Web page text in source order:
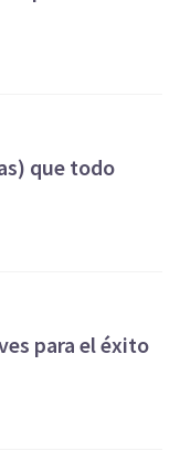
que todo
para el éxito